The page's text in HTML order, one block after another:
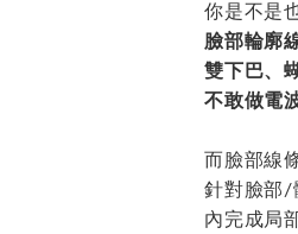
你是不是
臉部輪廓
雙下巴、
不敢做電
而臉部線
針對臉部/
內完成局